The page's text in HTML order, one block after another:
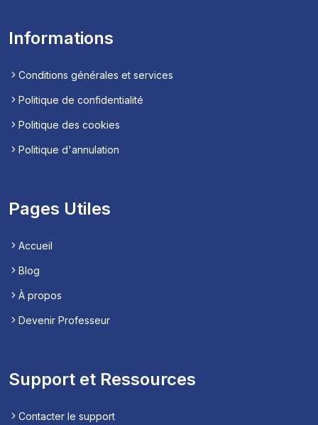
Informations
Conditions générales et services
Politique de confidentialité
Politique des cookies
Politique d'annulation
Pages Utiles
Accueil
Blog
À propos
Devenir Professeur
Support et Ressources
Contacter le support